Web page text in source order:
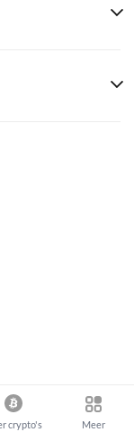
crypto's Meer